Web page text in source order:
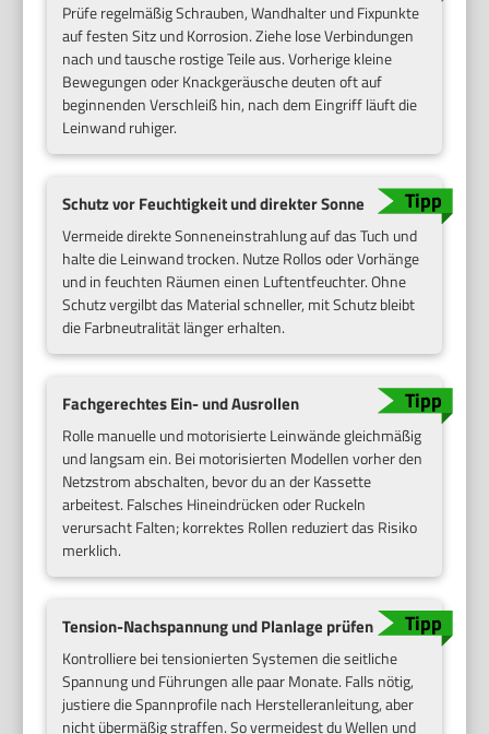
Prüfe regelmäßig Schrauben, Wandhalter und Fixpunkte
auf festen Sitz und Korrosion. Ziehe lose Verbindungen
nach und tausche rostige Teile aus. Vorherige kleine
Bewegungen oder Knackgeräusche deuten oft auf
beginnenden Verschleiß hin, nach dem Eingriff läuft die
Leinwand ruhiger.
Schutz vor Feuchtigkeit und direkter Sonne
Vermeide direkte Sonneneinstrahlung auf das Tuch und
halte die Leinwand trocken. Nutze Rollos oder Vorhänge
und in feuchten Räumen einen Luftentfeuchter. Ohne
Schutz vergilbt das Material schneller, mit Schutz bleibt
die Farbneutralität länger erhalten.
Fachgerechtes Ein- und Ausrollen
Rolle manuelle und motorisierte Leinwände gleichmäßig
und langsam ein. Bei motorisierten Modellen vorher den
Netzstrom abschalten, bevor du an der Kassette
arbeitest. Falsches Hineindrücken oder Ruckeln
verursacht Falten; korrektes Rollen reduziert das Risiko
merklich.
Tension-Nachspannung und Planlage prüfen
Kontrolliere bei tensionierten Systemen die seitliche
Spannung und Führungen alle paar Monate. Falls nötig,
justiere die Spannprofile nach Herstelleranleitung, aber
nicht übermäßig straffen. So vermeidest du Wellen und